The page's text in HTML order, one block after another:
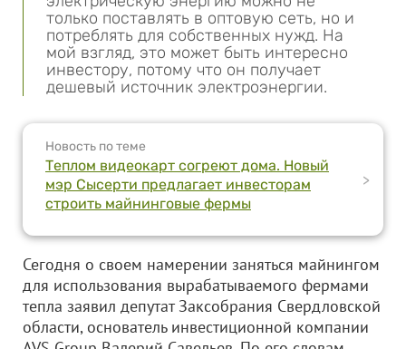
только поставлять в оптовую сеть, но и
потреблять для собственных нужд. На
мой взгляд, это может быть интересно
инвестору, потому что он получает
дешевый источник электроэнергии.
Новость по теме
Теплом видеокарт согреют дома. Новый
мэр Сысерти предлагает инвесторам
строить майнинговые фермы
>
Сегодня о своем намерении заняться майнингом
для использования вырабатываемого фермами
тепла заявил депутат Заксобрания Свердловской
области, основатель инвестиционной компании